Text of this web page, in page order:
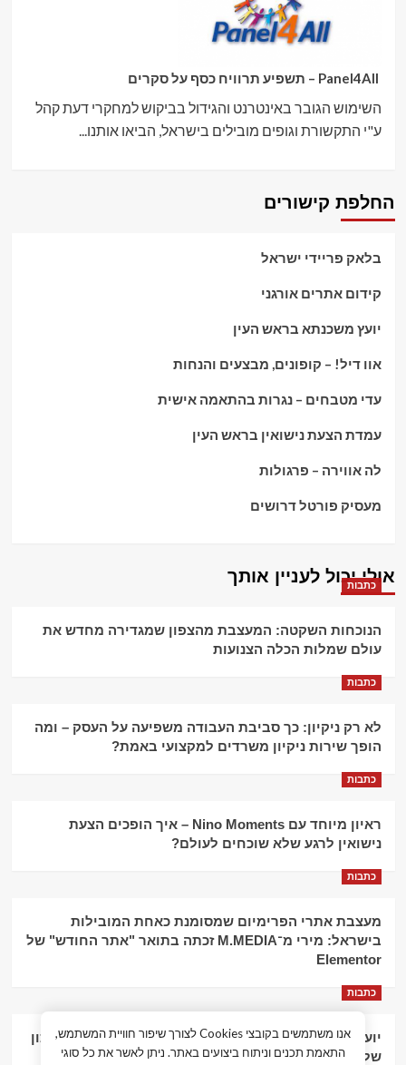
השימוש הגובר באינטרנט והגידול בביקוש למחקרי דעת קהל
ע"י התקשורת וגופים מובילים בישראל, הביאו אותנו...
החלפת קישורים
בלאק פריידי ישראל
קידום אתרים אורגני
יועץ משכנתא בראש העין
אוו דיל! – קופונים, מבצעים והנחות
עדי מטבחים – נגרות בהתאמה אישית
עמדת הצעת נישואין בראש העין
לה אווירה – פרגולות
מעסיק פורטל דרושים
אולי יכול לעניין אותך
כתבות
הנוכחות השקטה: המעצבת מהצפון שמגדירה מחדש את
עולם שמלות הכלה הצנועות
כתבות
לא רק ניקיון: כך סביבת העבודה משפיעה על העסק – ומה
הופך שירות ניקיון משרדים למקצועי באמת?
כתבות
ראיון מיוחד עם Nino Moments – איך הופכים הצעת
נישואין לרגע שלא שוכחים לעולם?
כתבות
מעצבת אתרי הפרימיום שמסומנת כאחת המובילות
בישראל: מירי מ־M.MEDIA זכתה בתואר "אתר החודש" של
Elementor
כתבות
יועץ עסקי וליווי פיננסי – הדרך לצמיחה כלכלית וניהול נכון
של העסק
אנו משתמשים בקובצי Cookies לצורך שיפור חוויית המשתמש,
התאמת תכנים וניתוח ביצועים באתר. ניתן לאשר את כל סוגי